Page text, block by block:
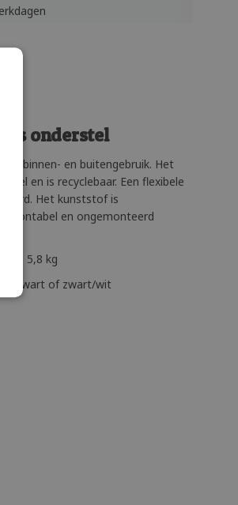
onderstel
binnen- en buitengebruik. Het
en is recyclebaar. Een flexibele
Het kunststof is
en ongemonteerd
5,8 kg
zwart of zwart/wit